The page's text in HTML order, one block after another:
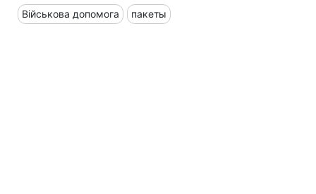
Військова допомога пакеты